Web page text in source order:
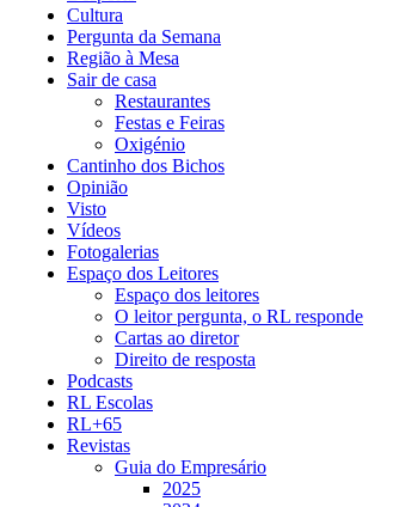
Cultura
Pergunta da Semana
Região à Mesa
Sair de casa
Restaurantes
Festas e Feiras
Oxigénio
Cantinho dos Bichos
Opinião
Visto
Vídeos
Fotogalerias
Espaço dos Leitores
Espaço dos leitores
O leitor pergunta, o RL responde
Cartas ao diretor
Direito de resposta
Podcasts
RL Escolas
RL+65
Revistas
Guia do Empresário
2025